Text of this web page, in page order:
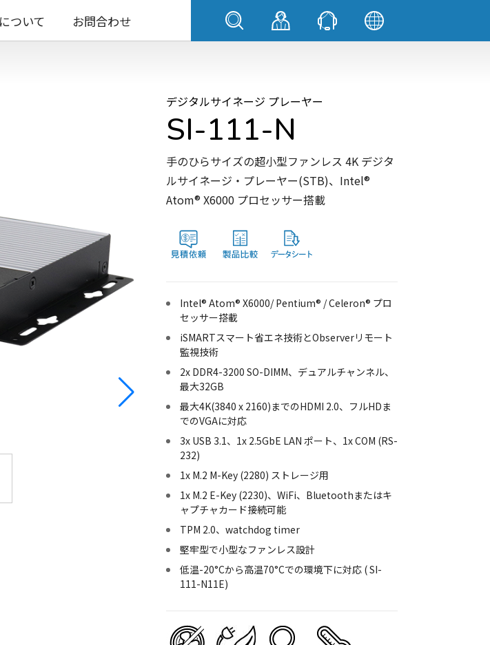
ついて お問合わせ
デジタルサイネージ プレーヤー
SI-111-N
手のひらサイズの超小型ファンレス 4K デジタ
ルサイネージ・プレーヤー(STB)、Intel®
Atom® X6000 プロセッサー搭載
Intel® Atom® X6000/ Pentium® / Celeron® プロ
セッサー搭載
iSMARTスマート省エネ技術とObserverリモート
監視技術
2x DDR4-3200 SO-DIMM、デュアルチャンネル、
最大32GB
最大4K(3840 x 2160)までのHDMI 2.0、フルHDま
でのVGAに対応
3x USB 3.1、1x 2.5GbE LAN ポート、1x COM (RS-
232)
1x M.2 M-Key (2280) ストレージ用
1x M.2 E-Key (2230)、WiFi、Bluetoothまたはキ
ャプチャカード接続可能
TPM 2.0、watchdog timer
堅牢型で小型なファンレス設計
低温-20°Cから高温70°Cでの環境下に対応 ( SI-
111-N11E)